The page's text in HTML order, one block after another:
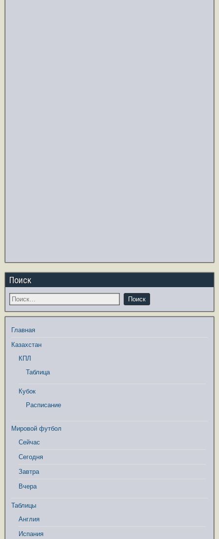
Поиск
Главная
Казахстан
КПЛ
Таблица
Кубок
Расписание
Мировой футбол
Сейчас
Сегодня
Завтра
Вчера
Таблицы
Англия
Испания